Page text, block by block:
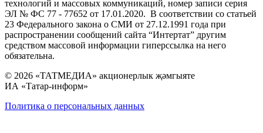
технологий и массовых коммуникаций, номер записи серия
ЭЛ № ФС 77 - 77652 от 17.01.2020. В соответствии со статьей
23 Федерального закона о СМИ от 27.12.1991 года при
распространении сообщений сайта “Интертат” другим
средством массовой информации гиперссылка на него
обязательна.
© 2026 «ТАТМЕДИА» акционерлык җәмгыяте
ИА «Татар-информ»
Политика о персональных данных